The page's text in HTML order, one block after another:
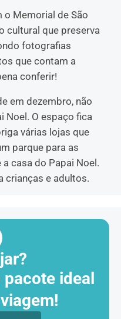
o Memorial de São
cultural que preserva
fotografias
que contam a
conferir!
em dezembro, não
Noel. O espaço fica
várias lojas que
parque para as
casa do Papai Noel.
crianças e adultos.
ideal